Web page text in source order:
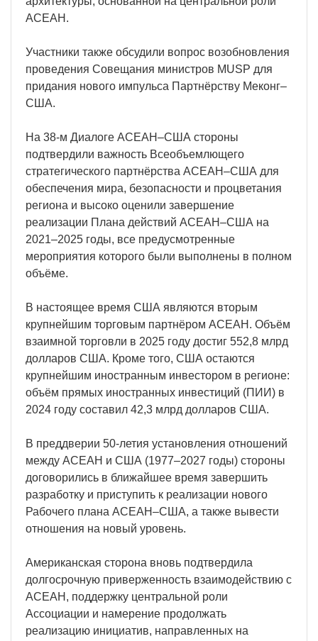
АСЕАН.
Участники также обсудили вопрос возобновления
проведения Совещания министров MUSP для
придания нового импульса Партнёрству Меконг–
США.
На 38-м Диалоге АСЕАН–США стороны
подтвердили важность Всеобъемлющего
стратегического партнёрства АСЕАН–США для
обеспечения мира, безопасности и процветания
региона и высоко оценили завершение
реализации Плана действий АСЕАН–США на
2021–2025 годы, все предусмотренные
мероприятия которого были выполнены в полном
объёме.
В настоящее время США являются вторым
крупнейшим торговым партнёром АСЕАН. Объём
взаимной торговли в 2025 году достиг 552,8 млрд
долларов США. Кроме того, США остаются
крупнейшим иностранным инвестором в регионе:
объём прямых иностранных инвестиций (ПИИ) в
2024 году составил 42,3 млрд долларов США.
В преддверии 50-летия установления отношений
между АСЕАН и США (1977–2027 годы) стороны
договорились в ближайшее время завершить
разработку и приступить к реализации нового
Рабочего плана АСЕАН–США, а также вывести
отношения на новый уровень.
Американская сторона вновь подтвердила
долгосрочную приверженность взаимодействию с
АСЕАН, поддержку центральной роли
Ассоциации и намерение продолжать
реализацию инициатив, направленных на